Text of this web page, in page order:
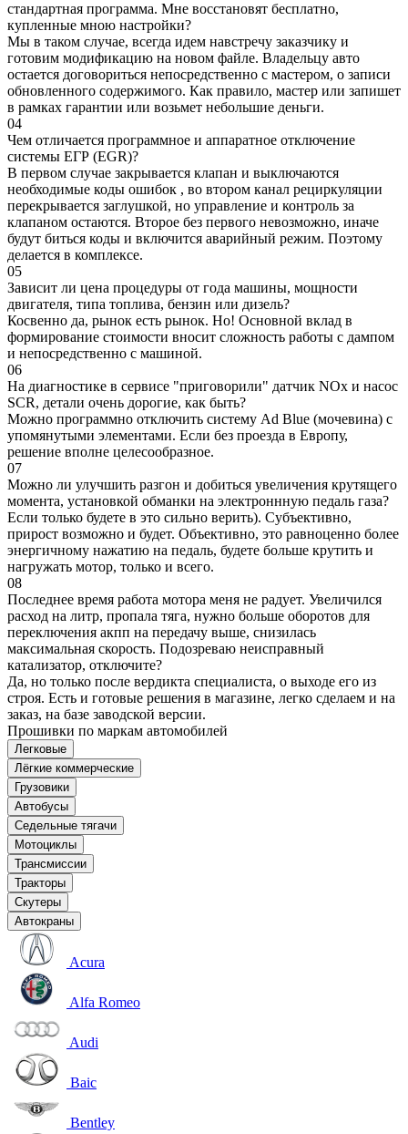
стандартная программа. Мне восстановят бесплатно,
купленные мною настройки?
Мы в таком случае, всегда идем навстречу заказчику и
готовим модификацию на новом файле. Владельцу авто
остается договориться непосредственно с мастером, о записи
обновленного содержимого. Как правило, мастер или запишет
в рамках гарантии или возьмет небольшие деньги.
04
Чем отличается программное и аппаратное отключение
системы ЕГР (EGR)?
В первом случае закрывается клапан и выключаются
необходимые коды ошибок , во втором канал рециркуляции
перекрывается заглушкой, но управление и контроль за
клапаном остаются. Второе без первого невозможно, иначе
будут биться коды и включится аварийный режим. Поэтому
делается в комплексе.
05
Зависит ли цена процедуры от года машины, мощности
двигателя, типа топлива, бензин или дизель?
Косвенно да, рынок есть рынок. Но! Основной вклад в
формирование стоимости вносит сложность работы с дампом
и непосредственно с машиной.
06
На диагностике в сервисе "приговорили" датчик NOx и насос
SCR, детали очень дорогие, как быть?
Можно программно отключить систему Ad Blue (мочевина) с
упомянутыми элементами. Если без проезда в Европу,
решение вполне целесообразное.
07
Можно ли улучшить разгон и добиться увеличения крутящего
момента, установкой обманки на электроннную педаль газа?
Если только будете в это сильно верить). Субъективно,
прирост возможно и будет. Объективно, это равноценно более
энергичному нажатию на педаль, будете больше крутить и
нагружать мотор, только и всего.
08
Последнее время работа мотора меня не радует. Увеличился
расход на литр, пропала тяга, нужно больше оборотов для
переключения акпп на передачу выше, снизилась
максимальная скорость. Подозреваю неисправный
катализатор, отключите?
Да, но только после вердикта специалиста, о выходе его из
строя. Есть и готовые решения в магазине, легко сделаем и на
заказ, на базе заводской версии.
Прошивки по маркам автомобилей
Легковые
Лёгкие коммерческие
Грузовики
Автобусы
Седельные тягачи
Мотоциклы
Трансмиссии
Тракторы
Скутеры
Автокраны
Acura
Alfa Romeo
Audi
Baic
Bentley